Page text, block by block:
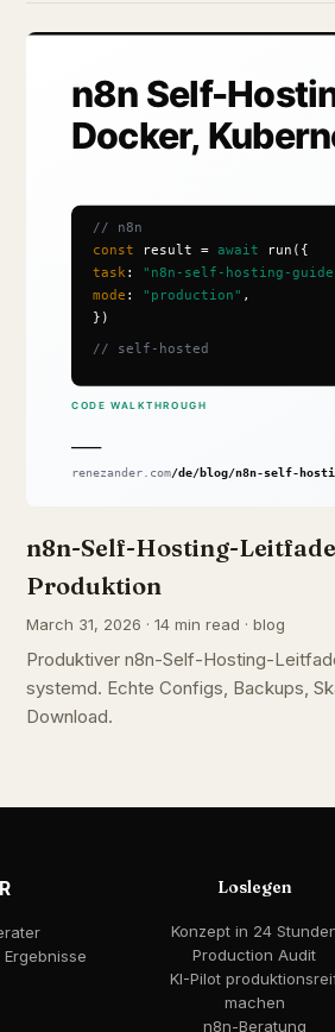
n8n-Self-Hosting-
Produktion
March 31, 2026 · 14 min read · blog
Produktiver n8n-Self-Hosting-
systemd. Echte Configs, Backups,
Download.
Loslegen
Konzept in 24
Production Audit
KI-Pilot
machen
n8n-Beratung